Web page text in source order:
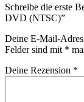
Schreibe die erste
DVD (NTSC)”
Deine E-Mail-
Felder sind mit *
Deine Rezension *